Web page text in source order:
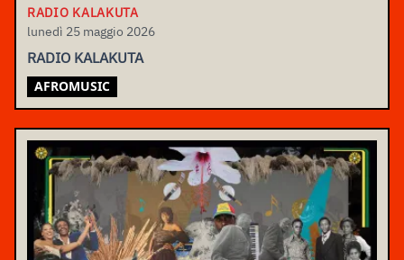
RADIO KALAKUTA
lunedì 25 maggio 2026
RADIO KALAKUTA
AFROMUSIC